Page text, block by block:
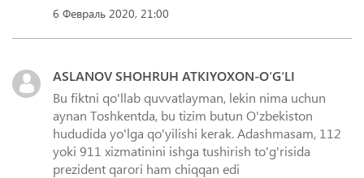
6 Февраль 2020, 21:00
ASLANOV SHOHRUH ATKIYOXON-O‘G‘LI
Bu fiktni qo'llab quvvatlayman, lekin nima uchun
aynan Toshkentda, bu tizim butun O'zbekiston
hududida yo'lga qo'yilishi kerak. Adashmasam, 112
yoki 911 xizmatinini ishga tushirish to'g'risida
prezident qarori ham chiqqan edi